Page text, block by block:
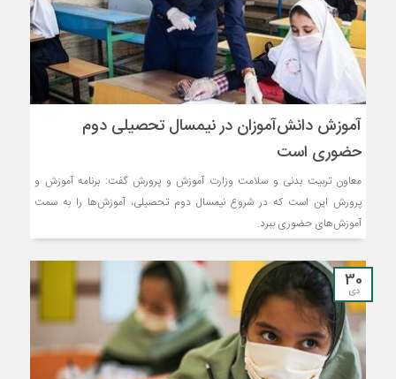
آموزش دانش‌آموزان در نیمسال تحصیلی دوم
حضوری است
معاون تربیت بدنی و سلامت وزارت آموزش و پرورش گفت: برنامه آموزش و
پرورش این است که در شروع نیمسال دوم تحصیلی، آموزش‌ها را به سمت
آموزش‌های حضوری ببرد.
30
دی